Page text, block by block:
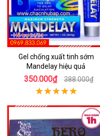
Gel chống xuất tinh sớm
Mandelay hiệu quả
350.000₫ 388.000₫